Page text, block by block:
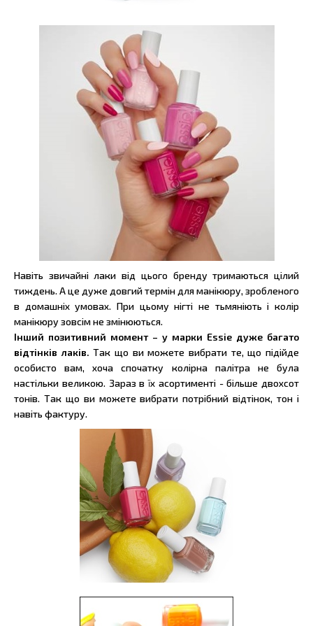
Навіть звичайні лаки від цього бренду тримаються цілий
тиждень. А це дуже довгий термін для манікюру, зробленого
в домашніх умовах. При цьому нігті не тьмяніють і колір
манікюру зовсім не змінюються.
Інший позитивний момент – у марки Essie дуже багато
відтінків лаків.Так що ви можете вибрати те, що підійде
особисто вам, хоча спочатку колірна палітра не була
настільки великою. Зараз в їх асортименті - більше двохсот
тонів. Так що ви можете вибрати потрібний відтінок, тон і
навіть фактуру.